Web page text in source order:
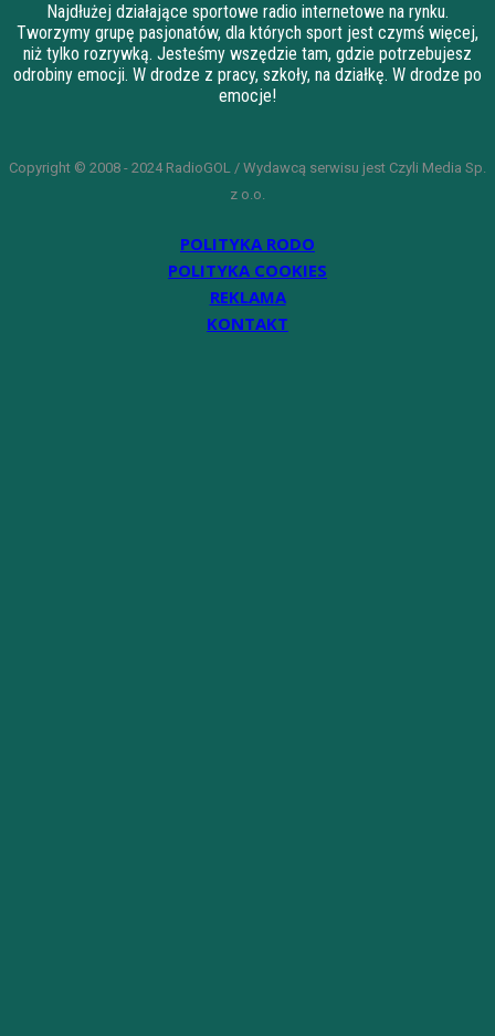
Najdłużej działające sportowe radio internetowe na rynku.
Tworzymy grupę pasjonatów, dla których sport jest czymś więcej,
niż tylko rozrywką. Jesteśmy wszędzie tam, gdzie potrzebujesz
odrobiny emocji. W drodze z pracy, szkoły, na działkę. W drodze po
emocje!
Copyright © 2008 - 2024 RadioGOL / Wydawcą serwisu jest Czyli Media Sp.
z o.o.
POLITYKA RODO
POLITYKA COOKIES
REKLAMA
KONTAKT